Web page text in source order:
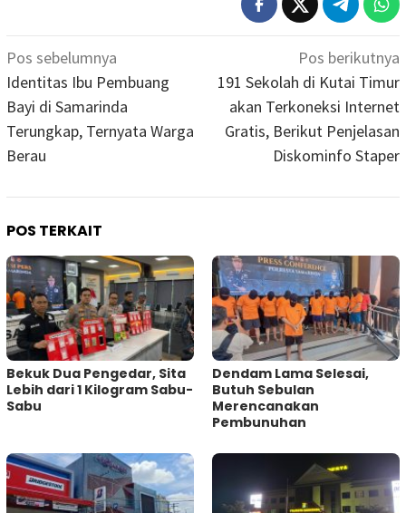
Navigasi
pos
Pos sebelumnya
Identitas Ibu Pembuang
Bayi di Samarinda
Terungkap, Ternyata Warga
Berau
Pos berikutnya
191 Sekolah di Kutai Timur
akan Terkoneksi Internet
Gratis, Berikut Penjelasan
Diskominfo Staper
POS TERKAIT
Bekuk Dua Pengedar, Sita
Lebih dari 1 Kilogram Sabu-
Sabu
Dendam Lama Selesai,
Butuh Sebulan
Merencanakan
Pembunuhan